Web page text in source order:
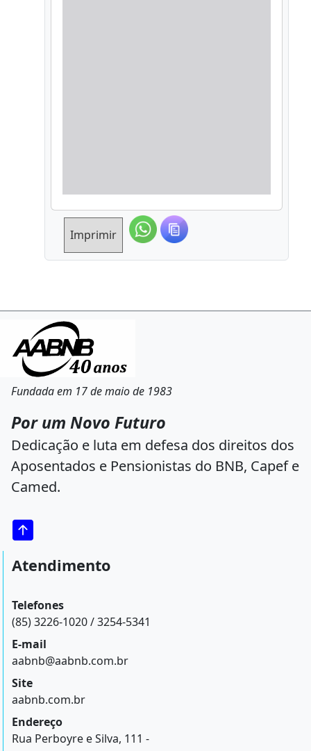
Imprimir
Fundada em 17 de maio de 1983
Por um Novo Futuro
Dedicação e luta em defesa dos direitos dos
Aposentados e Pensionistas do BNB, Capef e
Camed.
Atendimento
Telefones
(85) 3226-1020 / 3254-5341
E-mail
aabnb@aabnb.com.br
Site
aabnb.com.br
Endereço
Rua Perboyre e Silva, 111 -